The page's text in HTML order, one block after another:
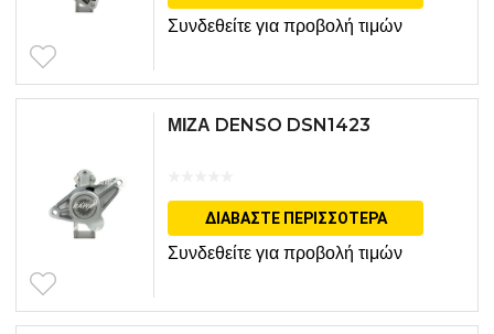
Συνδεθείτε για προβολή τιμών
ΜΙΖΑ DENSO DSN1423
ΔΙΑΒΆΣΤΕ ΠΕΡΙΣΣΌΤΕΡΑ
Συνδεθείτε για προβολή τιμών